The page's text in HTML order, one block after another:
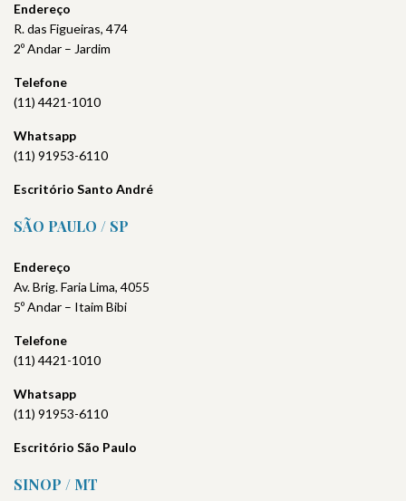
Endereço
R. das Figueiras, 474
2º Andar – Jardim
Telefone
(11) 4421-1010
Whatsapp
(11) 91953-6110
Escritório Santo André
SÃO PAULO / SP
Endereço
Av. Brig. Faria Lima, 4055
5º Andar – Itaim Bibi
Telefone
(11) 4421-1010
Whatsapp
(11) 91953-6110
Escritório São Paulo
SINOP / MT